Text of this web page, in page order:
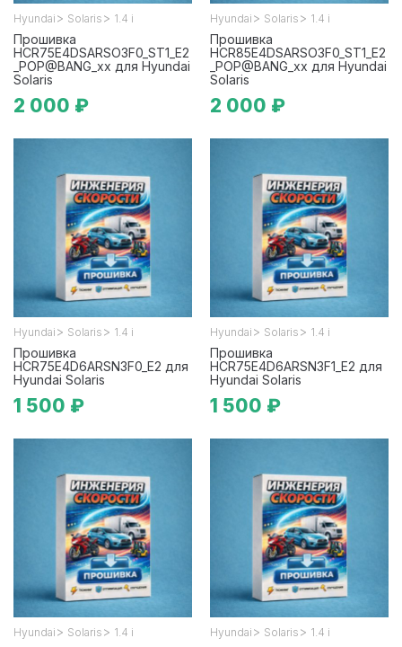
Hyundai > Solaris > 1.4 i
Прошивка
HCR75E4DSARSO3F0_ST1_E2
_POP@BANG_xx для Hyundai
Solaris
2 000 ₽
Hyundai > Solaris > 1.4 i
Прошивка
HCR85E4DSARSO3F0_ST1_E2
_POP@BANG_xx для Hyundai
Solaris
2 000 ₽
Hyundai > Solaris > 1.4 i
Прошивка
HCR75E4D6ARSN3F0_E2 для
Hyundai Solaris
1 500 ₽
Hyundai > Solaris > 1.4 i
Прошивка
HCR75E4D6ARSN3F1_E2 для
Hyundai Solaris
1 500 ₽
Hyundai > Solaris > 1.4 i Hyundai > Solaris > 1.4 i